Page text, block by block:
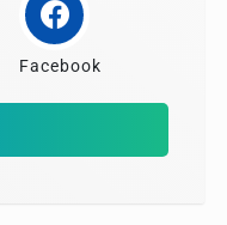
Facebook